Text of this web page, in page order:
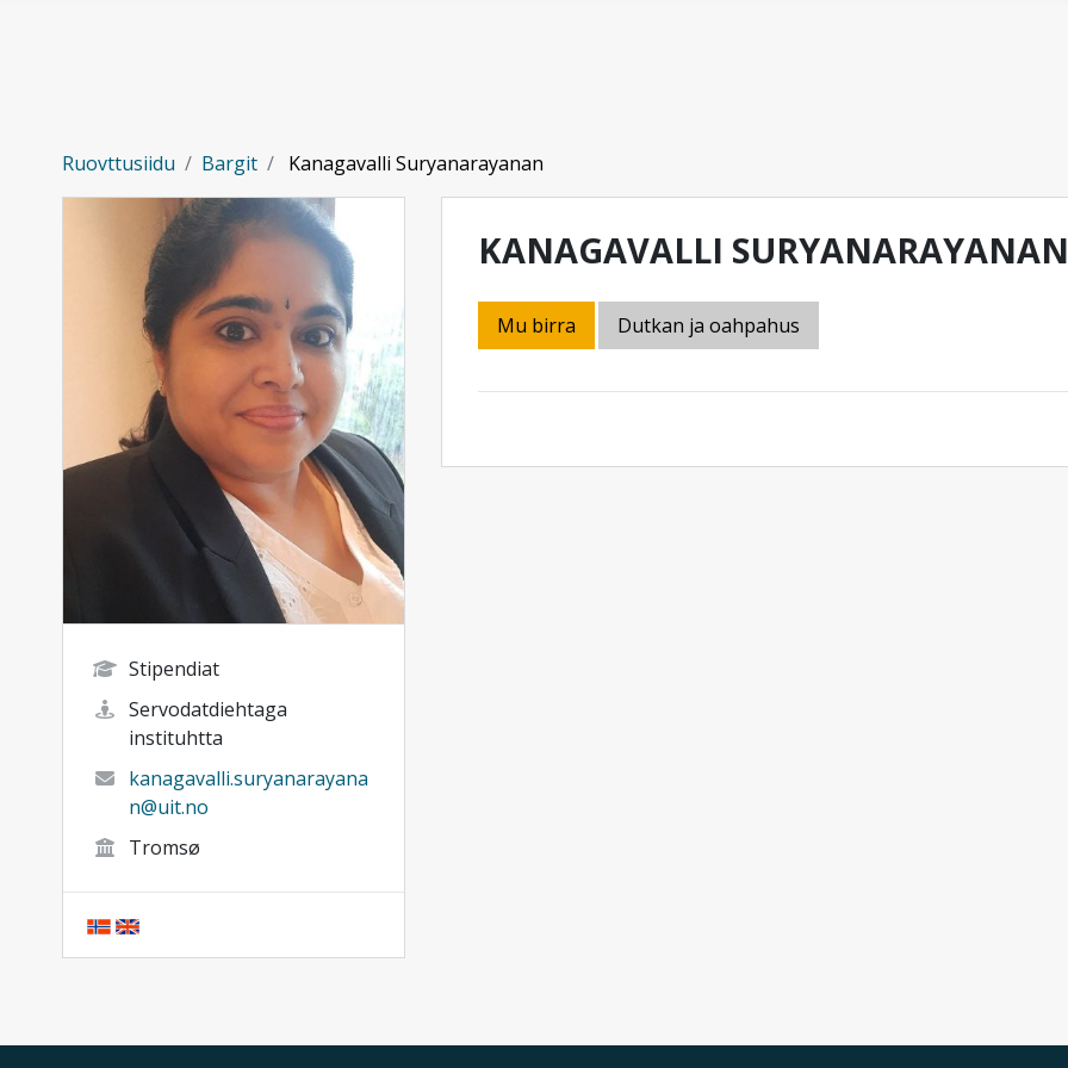
Ruovttusiidu Bargit Kanagavalli Suryanarayanan
Stipendiat
Servodatdiehtaga
instituhtta
kanagavalli.suryanarayana
n@uit.no
Tromsø
KANAGAVALLI SURYANARAYANAN
Mu birra Dutkan ja oahpahus